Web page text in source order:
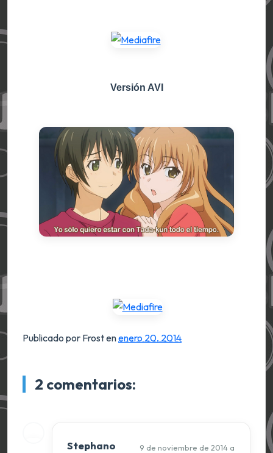
Versión AVI
Publicado por Frostenenero 20, 2014
2 comentarios:
Stephano
9 de noviembre de 2014 a